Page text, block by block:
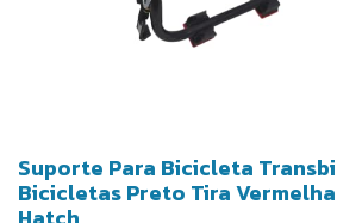
Suporte Para Bicicleta
Bicicletas Preto Tira